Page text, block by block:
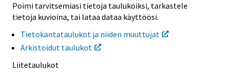
Poimi tarvitsemiasi tietoja taulukoiksi, tarkastele
tietoja kuvioina, tai lataa dataa käyttöösi.
Tietokantataulukot ja niiden muuttujat
Arkistoidut taulukot
Liitetaulukot